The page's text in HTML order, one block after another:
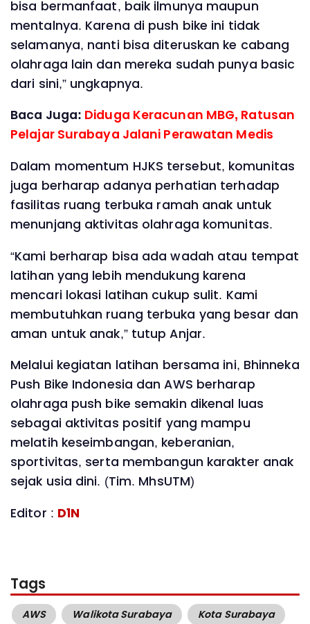
bisa bermanfaat, baik ilmunya maupun
mentalnya. Karena di push bike ini tidak
selamanya, nanti bisa diteruskan ke cabang
olahraga lain dan mereka sudah punya basic
dari sini,” ungkapnya.
Baca Juga: Diduga Keracunan MBG, Ratusan
Pelajar Surabaya Jalani Perawatan Medis
Dalam momentum HJKS tersebut, komunitas
juga berharap adanya perhatian terhadap
fasilitas ruang terbuka ramah anak untuk
menunjang aktivitas olahraga komunitas.
“Kami berharap bisa ada wadah atau tempat
latihan yang lebih mendukung karena
mencari lokasi latihan cukup sulit. Kami
membutuhkan ruang terbuka yang besar dan
aman untuk anak,” tutup Anjar.
Melalui kegiatan latihan bersama ini, Bhinneka
Push Bike Indonesia dan AWS berharap
olahraga push bike semakin dikenal luas
sebagai aktivitas positif yang mampu
melatih keseimbangan, keberanian,
sportivitas, serta membangun karakter anak
sejak usia dini. (Tim. MhsUTM)
Editor : D1N
Tags
AWS Walikota Surabaya Kota Surabaya